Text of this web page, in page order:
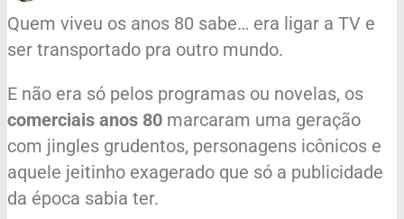
Quem viveu os anos 80 sabe… era ligar a TV e
ser transportado pra outro mundo.
E não era só pelos programas ou novelas, os
comerciais anos 80 marcaram uma geração
com jingles grudentos, personagens icônicos e
aquele jeitinho exagerado que só a publicidade
da época sabia ter.